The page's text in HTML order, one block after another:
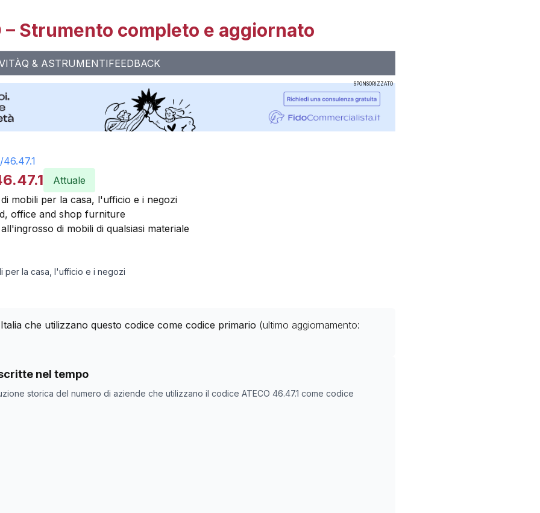
– Strumento completo e aggiornato
Q & ASTRUMENTIFEEDBACK
SPONSORIZZATO
/46.47.1
Attuale
mobili per la casa, l'ufficio e i negozi
office and shop furniture
di mobili di qualsiasi materiale
per la casa, l'ufficio e i negozi
che utilizzano questo codice come codice primario (ultimo aggiornamento:
nel tempo
storica del numero di aziende che utilizzano il codice ATECO 46.47.1 come codice
con codice ATECO
Numero aziende